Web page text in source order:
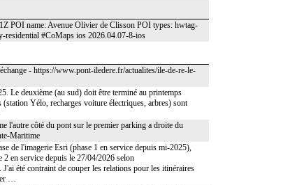
POI name: Avenue Olivier de Clisson POI types: hwtag-
residential #CoMaps ios 2026.04.07-8-ios
- https://www.pont-iledere.fr/actualites/ile-de-re-le-
Le deuxième (au sud) doit être terminé au printemps
Yélo, recharges voiture électriques, arbres) sont
l'autre côté du pont sur le premier parking a droite du
Maritime
de l'imagerie Esri (phase 1 en service depuis mi-2025),
2 en service depuis le 27/04/2026 selon
été contraint de couper les relations pour les itinéraires
…